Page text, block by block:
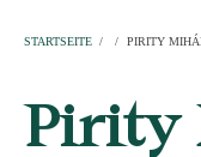
STARTSEITE / / PIRITY
Pirity